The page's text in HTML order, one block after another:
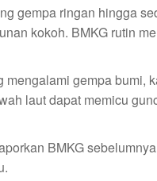
gempa ringan hingga
kokoh. BMKG rutin
gempa bumi,
laut dapat memicu
BMKG